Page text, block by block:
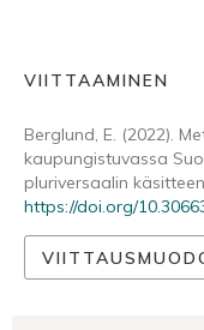
VIITTAAMINEN
Berglund, E. (2022).
kaupungistuvassa
pluriversaalin
https://doi.org/